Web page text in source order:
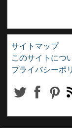
サイトマップ
このサイトにつ
プライバシーポ